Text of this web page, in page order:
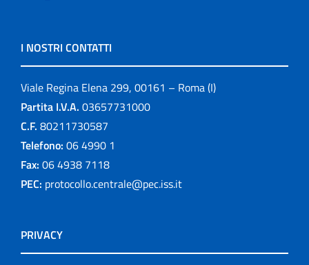
I NOSTRI CONTATTI
Viale Regina Elena 299, 00161 – Roma (I)
Partita I.V.A. 03657731000
C.F. 80211730587
Telefono: 06 4990 1
Fax: 06 4938 7118
PEC: protocollo.centrale@pec.iss.it
PRIVACY